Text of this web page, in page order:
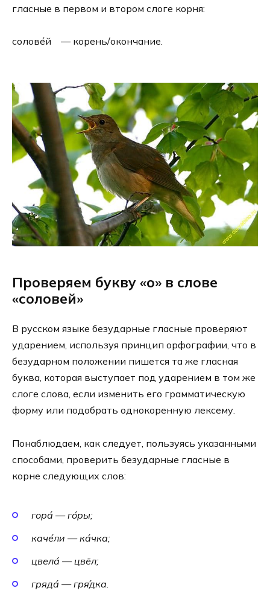
глас­ные в пер­вом и вто­ром сло­ге кор­ня:
солове́й — корень/окончание.
Проверяем букву «о» в слове
«соловей»
В рус­ском язы­ке без­удар­ные глас­ные про­ве­ря­ют
уда­ре­ни­ем, исполь­зуя прин­цип орфо­гра­фии, что в
без­удар­ном поло­же­нии пишет­ся та же глас­ная
бук­ва, кото­рая высту­па­ет под уда­ре­ни­ем в том же
сло­ге сло­ва, если изме­нить его грам­ма­ти­че­скую
фор­му или подо­брать одно­ко­рен­ную лек­се­му.
Понаблюдаем, как сле­ду­ет, поль­зу­ясь ука­зан­ны­ми
спо­со­ба­ми, про­ве­рить без­удар­ные глас­ные в
корне сле­ду­ю­щих слов:
гора́ — го́ры;
каче́ли — ка́чка;
цвела́ — цвёл;
гряда́ — гря́дка.